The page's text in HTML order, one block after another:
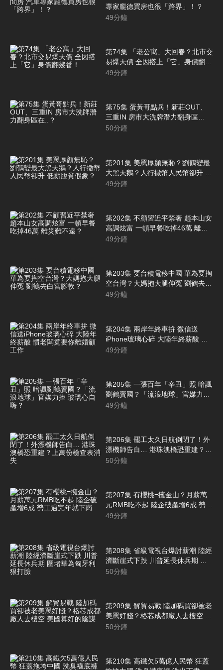
專家龐德買房也很「跨界」！？
49分鐘
第74集 「老公寓」大回春？北市交
易爆天價 全因搭上「它」身價翻幾
番！
49分鐘
第75集 蛋黃哥點兵！新莊OUT、
三重IN 房市大洗牌潛力翻身區
在..？
50分鐘
第201集 美罵厚顏無恥？劉鶴變最
大黑天鵝？人行撒幣人民幣卻升 低
薪脫貧假象？
49分鐘
第202集 不顧習近平禁奢 趙本山女
高調炫富 一頓早餐吃掉46萬 離災
難不遠？
49分鐘
第203集 要台積電移中國 華為要掏
空台灣？大媽抱大腿伸冤 劉鶴去白
宮腳軟？
49分鐘
第204集 兩岸年終車拚 微信送
iPhone玻璃心碎 大陸年終薪酸 慣
老闆竟要你離婚顧工作
49分鐘
第205集 一張百年「辛丑」照 暗諷
劉鶴賣國？「流浪地球」官媒力捧
玻璃心自嗨？
49分鐘
第206集 罷工太久日航倒閉了！外
漂機師告白… 港珠澳橋恐重建？上
萬份檢查表消失
50分鐘
第207集 有櫻桃=擁金山？月薪萬
元RMB吃不起 陸企破產增6成 勞工
過完年就下崗
49分鐘
第208集 省級電視台爆討薪潮 陸經
濟斷崖式下跌 川普延長休兵期 圍
堵華為匈牙利狠打臉
50分鐘
第209集 解貿易戰 陸加碼買卻被老
美罵好賤？格芯成都廠人去樓空 美
國算好的陰謀
50分鐘
第210集 高鐵欠5萬億人民幣 狂蓋